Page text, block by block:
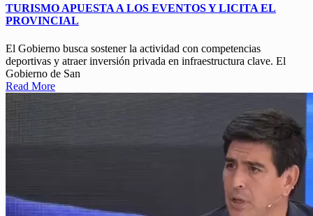
TURISMO APUESTA A LOS EVENTOS Y LICITA EL
PROVINCIAL
El Gobierno busca sostener la actividad con competencias
deportivas y atraer inversión privada en infraestructura clave. El
Gobierno de San
Read More